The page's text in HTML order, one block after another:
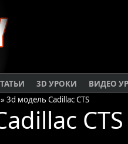
3D УРОКИ
ВИДЕО
» 3d модель Cadillac CTS
CTS